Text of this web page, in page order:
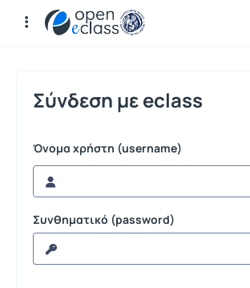
Σύνδεση
Σύνδεση με eclass
Όνομα χρήστη (username)
Συνθηματικό (password)